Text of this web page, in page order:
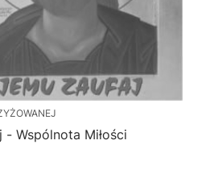
- Wspólnota Miłości